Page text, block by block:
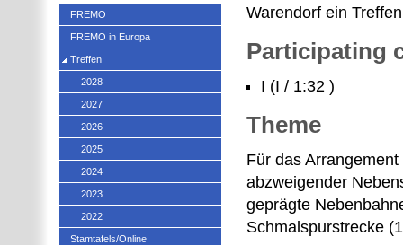
Warendorf ein
Participating
I (I / 1:32 )
Theme
Für das
abzweigender
geprägte
Schmalspurstrecke
FREMO
FREMO in Europa
Treffen
2028
2027
2026
2025
2024
2023
2022
Stamtafels/Online